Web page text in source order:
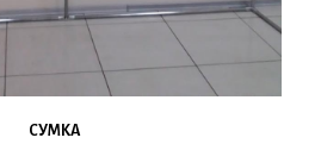
СУМКА